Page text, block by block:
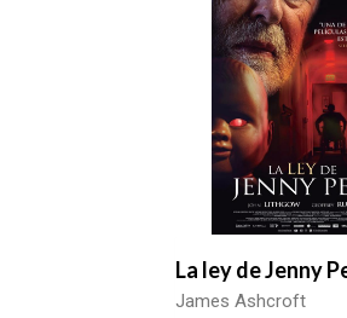
La ley de Jenny
James Ashcroft